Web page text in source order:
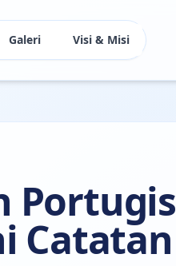
Galeri Visi & Misi
Portugis
Catatan